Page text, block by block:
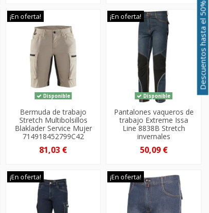
¡En oferta!
Disponible
Bermuda de trabajo
Stretch Multibolsillos
Blaklader Service Mujer
714918452799C42
81,03 €
¡En oferta!
Disponible
Pantalones vaqueros de
trabajo Extreme Issa
Line 8838B Stretch
invernales
50,09 €
¡En oferta! ¡En oferta!
Descuentos hasta el 50%